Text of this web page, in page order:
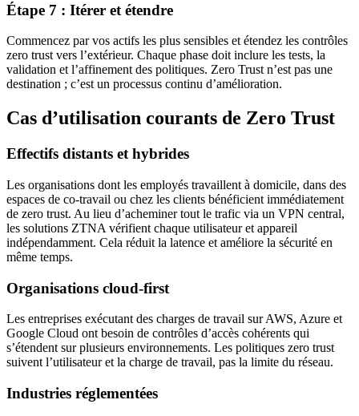
Étape 7 : Itérer et étendre
Commencez par vos actifs les plus sensibles et étendez les contrôles
zero trust vers l’extérieur. Chaque phase doit inclure les tests, la
validation et l’affinement des politiques. Zero Trust n’est pas une
destination ; c’est un processus continu d’amélioration.
Cas d’utilisation courants de Zero Trust
Effectifs distants et hybrides
Les organisations dont les employés travaillent à domicile, dans des
espaces de co-travail ou chez les clients bénéficient immédiatement
de zero trust. Au lieu d’acheminer tout le trafic via un VPN central,
les solutions ZTNA vérifient chaque utilisateur et appareil
indépendamment. Cela réduit la latence et améliore la sécurité en
même temps.
Organisations cloud-first
Les entreprises exécutant des charges de travail sur AWS, Azure et
Google Cloud ont besoin de contrôles d’accès cohérents qui
s’étendent sur plusieurs environnements. Les politiques zero trust
suivent l’utilisateur et la charge de travail, pas la limite du réseau.
Industries réglementées